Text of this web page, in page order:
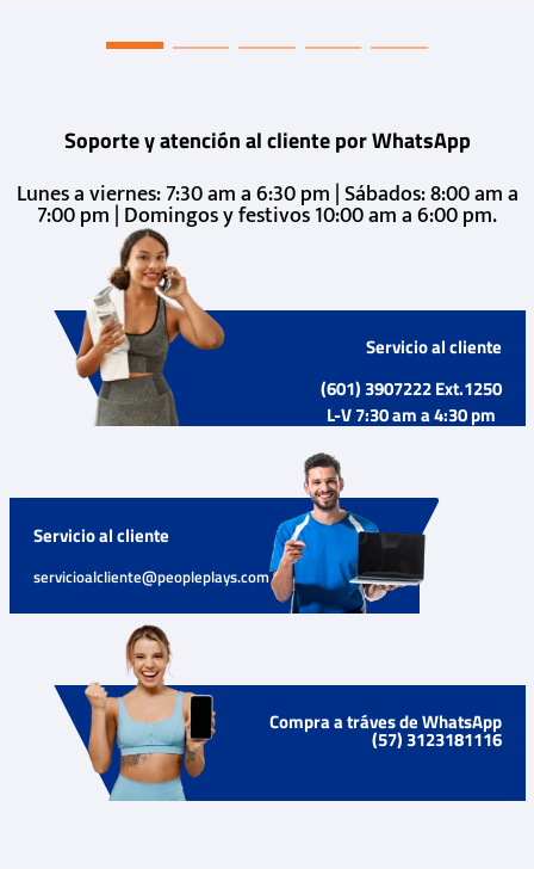
Soporte y atención al cliente por WhatsApp
Lunes a viernes: 7:30 am a 6:30 pm | Sábados: 8:00 am a
7:00 pm | Domingos y festivos 10:00 am a 6:00 pm.
Servicio al cliente
(601) 3907222 Ext.1250
L-V 7:30 am a 4:30 pm
Servicio al cliente
servicioalcliente@peopleplays.com
Compra a tráves de WhatsApp
(57) 3123181116